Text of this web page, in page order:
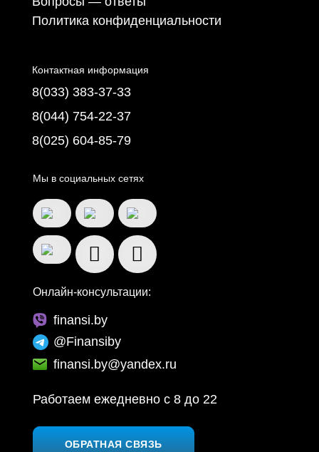
Политика конфиденциальности
Контактная информация
8(033) 383-37-33
8(044) 754-22-37
8(025) 604-85-79
Мы в социальных сетях
Онлайн-консультации:
finansi.by
@Finansiby
finansi.by@yandex.ru
Работаем ежедневно c 8 до 22
ОБРАТНАЯ СВЯЗЬ